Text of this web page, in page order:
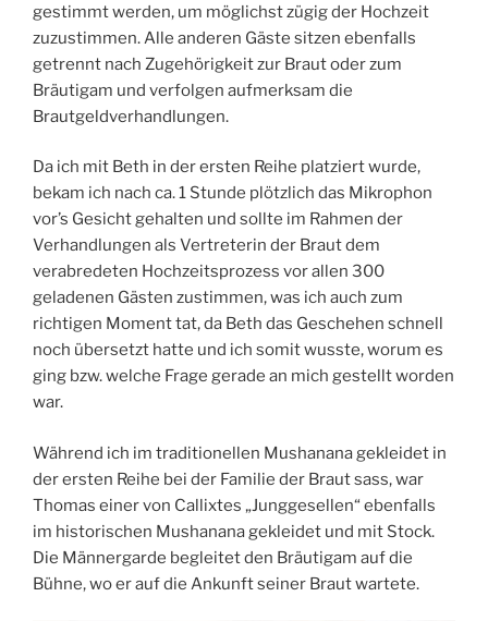
gestimmt werden, um möglichst zügig der Hochzeit
zuzustimmen. Alle anderen Gäste sitzen ebenfalls
getrennt nach Zugehörigkeit zur Braut oder zum
Bräutigam und verfolgen aufmerksam die
Brautgeldverhandlungen.
Da ich mit Beth in der ersten Reihe platziert wurde,
bekam ich nach ca. 1 Stunde plötzlich das Mikrophon
vor’s Gesicht gehalten und sollte im Rahmen der
Verhandlungen als Vertreterin der Braut dem
verabredeten Hochzeitsprozess vor allen 300
geladenen Gästen zustimmen, was ich auch zum
richtigen Moment tat, da Beth das Geschehen schnell
noch übersetzt hatte und ich somit wusste, worum es
ging bzw. welche Frage gerade an mich gestellt worden
war.
Während ich im traditionellen Mushanana gekleidet in
der ersten Reihe bei der Familie der Braut sass, war
Thomas einer von Callixtes „Junggesellen“ ebenfalls
im historischen Mushanana gekleidet und mit Stock.
Die Männergarde begleitet den Bräutigam auf die
Bühne, wo er auf die Ankunft seiner Braut wartete.